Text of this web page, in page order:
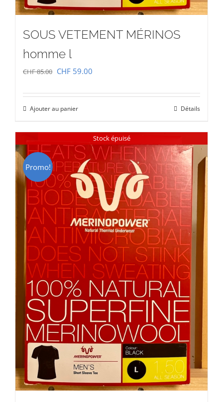
SOUS VETEMENT MÉRINOS
homme l
CHF85.00 Le
était :
CHF 85.00.
CHF 59.00
CHF 59.00.
Ajouter au panier Détails
Stock épuisé
Promo!